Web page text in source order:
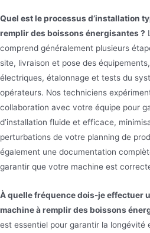
Quel est le processus d’installation
remplir des boissons énergisantes ?
comprend généralement plusieurs
site, livraison et pose des
électriques, étalonnage et tests du
opérateurs. Nos techniciens
collaboration avec votre équipe pour
d’installation fluide et efficace,
perturbations de votre planning de
également une documentation
garantir que votre machine est
À quelle fréquence dois-je effectuer
machine à remplir des boissons
est essentiel pour garantir la longévité